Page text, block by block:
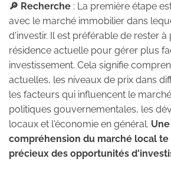
🔎 Recherche : La première étape
avec le marché immobilier dans
d'investir. Il est préférable de rester à
résidence actuelle pour gérer plus
investissement. Cela signifie
actuelles, les niveaux de prix dans
les facteurs qui influencent le
politiques gouvernementales, les
locaux et l'économie en général.
compréhension du marché local
précieux des opportunités